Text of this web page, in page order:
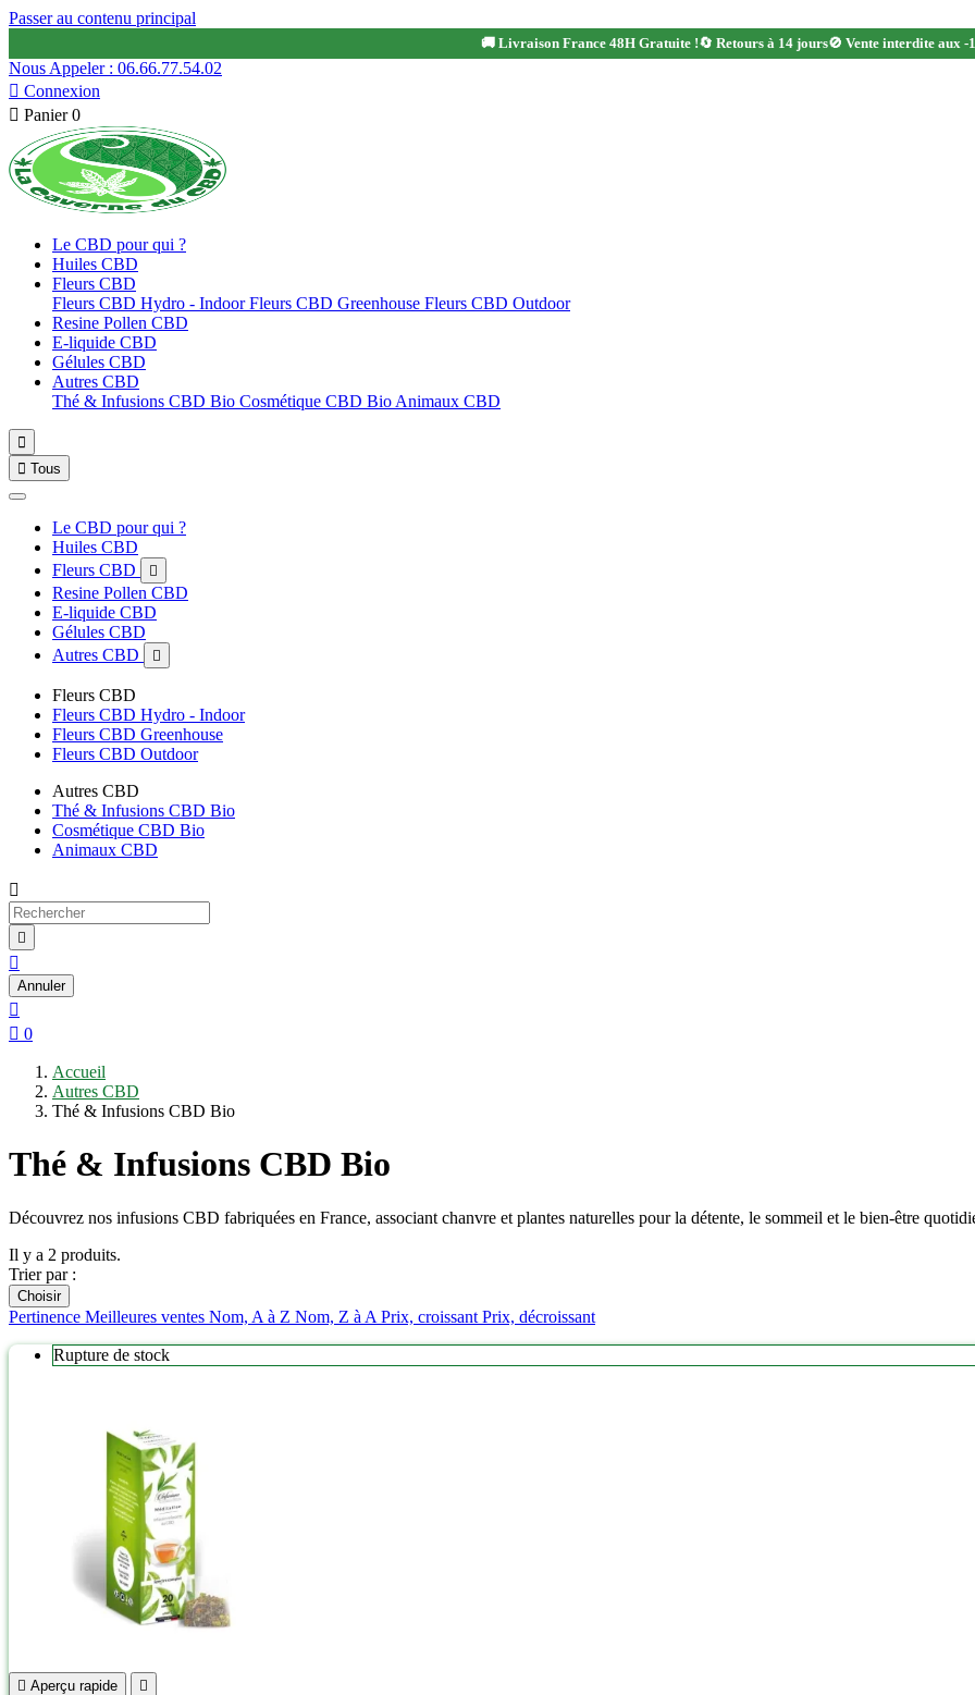
Passer au contenu principal
🚚 Livraison France 48H Gratuite !🔄 Retours à 14 jours🚫 Vente interdite aux -
Nous Appeler : 06.66.77.54.02
 Connexion
 Panier 0
Le CBD pour qui ?
Huiles CBD
Fleurs CBD
Fleurs CBD Hydro - IndoorFleurs CBD Greenhouse Fleurs CBD Outdoor
Resine Pollen CBD
E-liquide CBD
Gélules CBD
Autres CBD
Thé & Infusions CBD Bio Cosmétique CBD Bio Animaux CBD

 Tous
Le CBD pour qui ?
Huiles CBD
Fleurs CBD

Resine Pollen CBD
E-liquide CBD
Gélules CBD
Autres CBD

Fleurs CBD
Fleurs CBD Hydro - Indoor
Fleurs CBD Greenhouse
Fleurs CBD Outdoor
Autres CBD
Thé & Infusions CBD Bio
Cosmétique CBD Bio
Animaux CBD



Annuler

 0
Accueil
Autres CBD
Thé & Infusions CBD Bio
Thé & Infusions CBD Bio
Découvrez nos infusions CBD fabriquées en France, associant chanvre et plantes naturelles pour la détente, le sommeil et le bien‑être
Il y a 2 produits.
Trier par :
Choisir
Pertinence Meilleures ventes Nom, A à Z Nom, Z à A Prix, croissant Prix, décroissant
Rupture de stock
 Aperçu rapide 